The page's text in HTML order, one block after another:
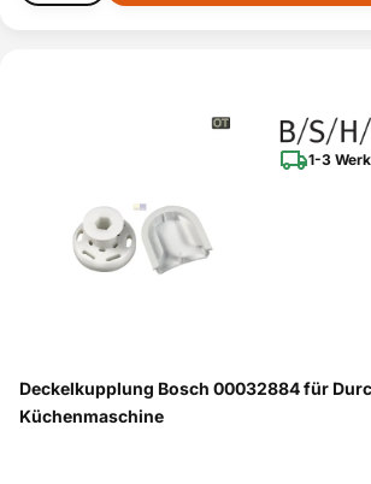
1-3
Deckelkupplung Bosch 00032884 für
Küchenmaschine